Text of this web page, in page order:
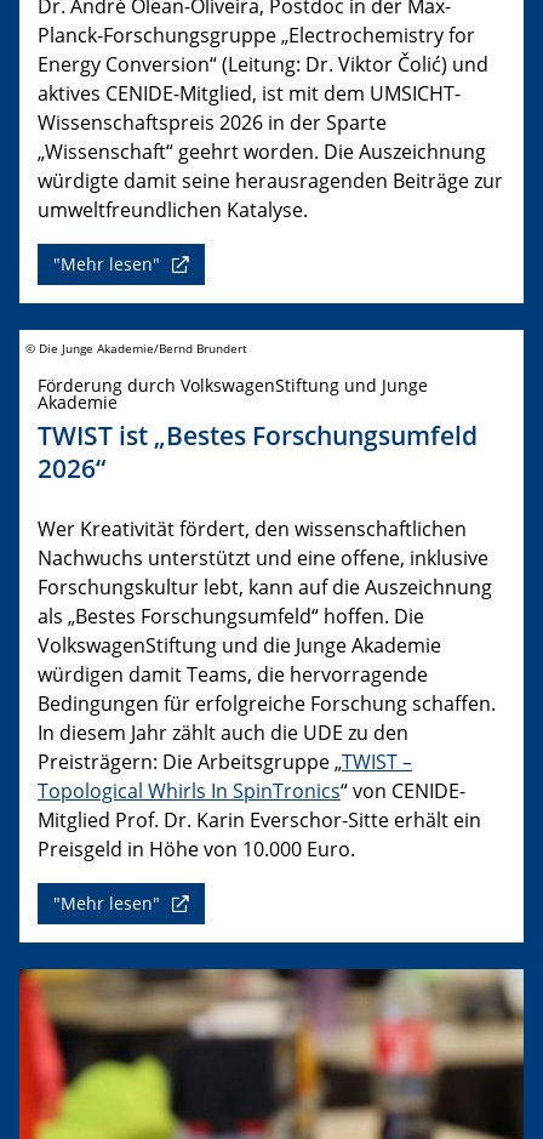
Dr. André Olean-Oliveira, Postdoc in der Max-
Planck-Forschungsgruppe „Electrochemistry for
Energy Conversion“ (Leitung: Dr. Viktor Čolić) und
aktives CENIDE-Mitglied, ist mit dem UMSICHT-
Wissenschaftspreis 2026 in der Sparte
„Wissenschaft“ geehrt worden. Die Auszeichnung
würdigte damit seine herausragenden Beiträge zur
umweltfreundlichen Katalyse.
"Mehr lesen"
© Die Junge Akademie/Bernd Brundert
Förderung durch VolkswagenStiftung und Junge
Akademie
TWIST ist „Bestes Forschungsumfeld
2026“
Wer Kreativität fördert, den wissenschaftlichen
Nachwuchs unterstützt und eine offene, inklusive
Forschungskultur lebt, kann auf die Auszeichnung
als „Bestes Forschungsumfeld“ hoffen. Die
VolkswagenStiftung und die Junge Akademie
würdigen damit Teams, die hervorragende
Bedingungen für erfolgreiche Forschung schaffen.
In diesem Jahr zählt auch die UDE zu den
Preisträgern: Die Arbeitsgruppe „TWIST –
Topological Whirls In SpinTronics“ von CENIDE-
Mitglied Prof. Dr. Karin Everschor-Sitte erhält ein
Preisgeld in Höhe von 10.000 Euro.
"Mehr lesen"